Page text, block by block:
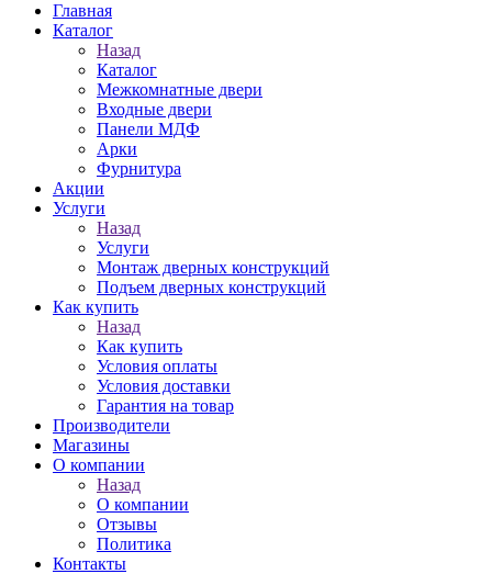
Главная
Каталог
Назад
Каталог
Межкомнатные двери
Входные двери
Панели МДФ
Арки
Фурнитура
Акции
Услуги
Назад
Услуги
Монтаж дверных конструкций
Подъем дверных конструкций
Как купить
Назад
Как купить
Условия оплаты
Условия доставки
Гарантия на товар
Производители
Магазины
О компании
Назад
О компании
Отзывы
Политика
Контакты